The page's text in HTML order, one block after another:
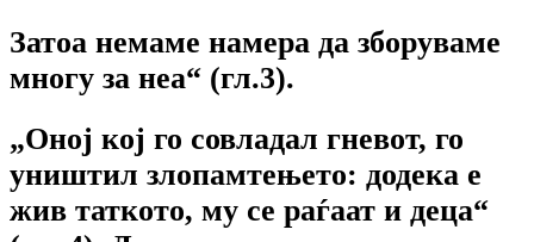
Затоа немаме намера да зборуваме
многу за неа“ (гл.3).
„Оној кој го совладал гневот, го
уништил злопамтењето: додека е
жив таткото, му се раѓаат и деца“